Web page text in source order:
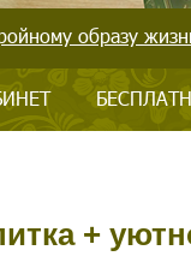
образу
+